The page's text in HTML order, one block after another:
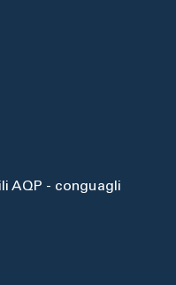
AQP - conguagli